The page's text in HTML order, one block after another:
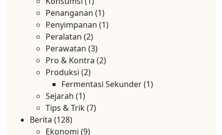
Penanganan (1)
Penyimpanan (1)
Peralatan (2)
Perawatan (3)
Pro & Kontra (2)
Produksi (2)
Fermentasi Sekunder(1)
Sejarah (1)
Tips & Trik(7)
Berita (128)
Ekonomi (9)